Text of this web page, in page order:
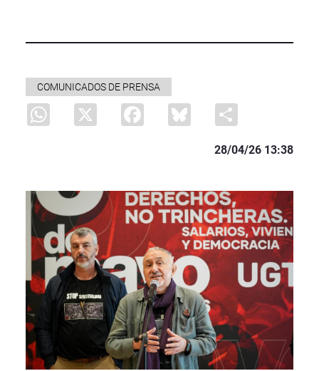
COMUNICADOS DE PRENSA
WhatsApp
X Facebook Bluesky
28/04/26 13:38